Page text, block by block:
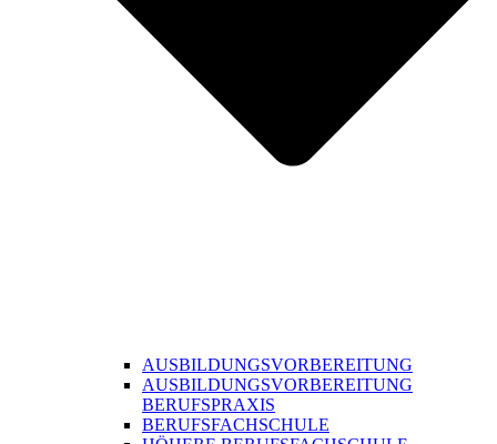
AUSBILDUNGSVORBEREITUNG
AUSBILDUNGSVORBEREITUNG
BERUFSPRAXIS
BERUFSFACHSCHULE